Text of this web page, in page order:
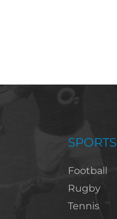
SPORTS
Football
Rugby
Tennis